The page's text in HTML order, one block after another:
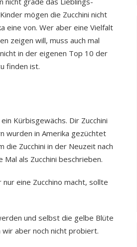
mögen die Zucchini nicht
eine von. Wer aber eine Vielfalt
zeigen will, muss auch mal
in der eigenen Top 10 der
finden ist.
Kürbisgewächs. Dir Zucchini
wurden in Amerika gezüchtet
die Zucchini in der Neuzeit nach
als Zucchini beschrieben.
eine Zucchino macht, sollte
und selbst die gelbe Blüte
aber noch nicht probiert.